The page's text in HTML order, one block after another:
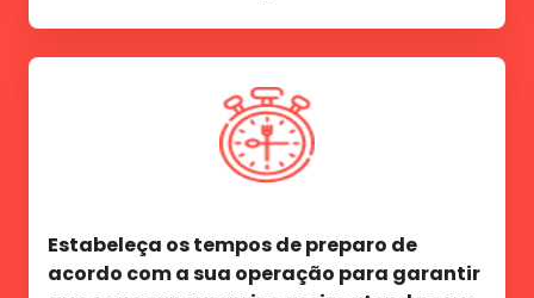
Estabeleça os tempos de preparo de
acordo com a sua operação para garantir